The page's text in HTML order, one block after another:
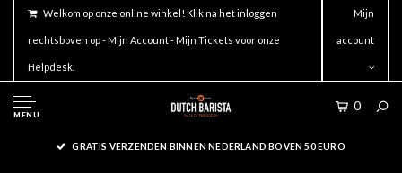
Welkom op onze online winkel! Klik na het inloggen
rechtsboven op - Mijn Account - Mijn Tickets voor onze
Helpdesk.
Mijn
account
MENU
0
GRATIS VERZENDEN BINNEN NEDERLAND BOVEN 50 EURO